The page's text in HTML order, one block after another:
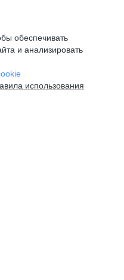
обеспечивать
и анализировать
использования